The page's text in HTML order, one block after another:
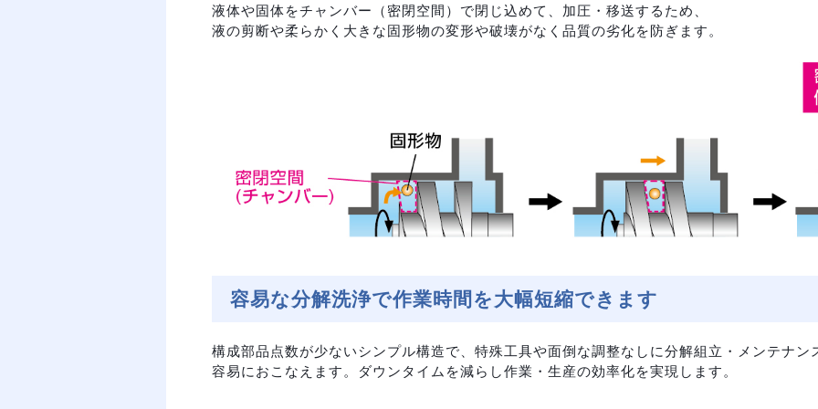
液体や固体をチャンバー（密閉空間）で閉じ込めて、加圧・移送するため、
液の剪断や柔らかく大きな固形物の変形や破壊がなく品質の劣化を防ぎます。
容易な分解洗浄で作業時間を大幅短縮できます
構成部品点数が少ないシンプル構造で、特殊工具や面倒な調整なしに分解組立・メンテナン
容易におこなえます。ダウンタイムを減らし作業・生産の効率化を実現します。